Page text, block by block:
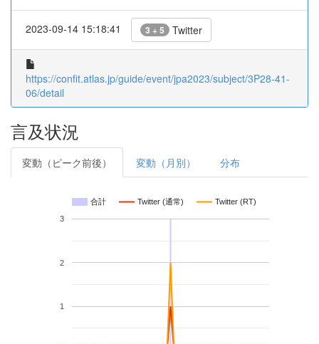
2023-09-14 15:18:41 3 + 5 Twitter
https://confit.atlas.jp/guide/event/jpa2023/subject/3P28-41-
06/detail
言及状況
変動（ピーク前後） 変動（月別） 分布
合計 Twitter (通常) Twitter (RT)
1
2
3